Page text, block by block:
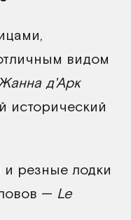
видом
д'Арк
исторический
резные лодки
— Le